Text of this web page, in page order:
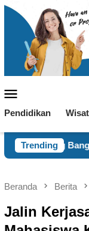
Loncat
Mobile
Pendidikan
Trending
Insinerator
Beranda Berita
Jalin